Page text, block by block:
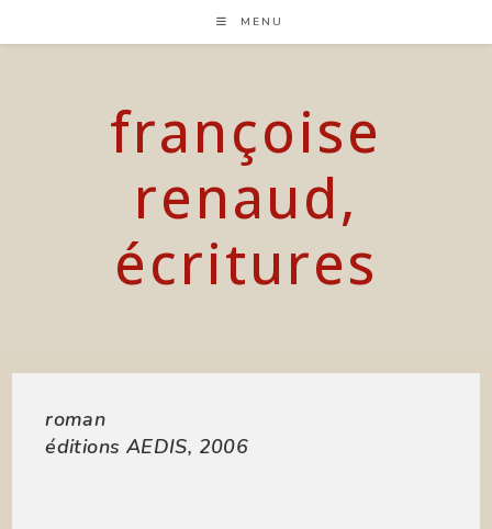
content
MENU
françoise
renaud,
écritures
roman
éditions AEDIS, 2006